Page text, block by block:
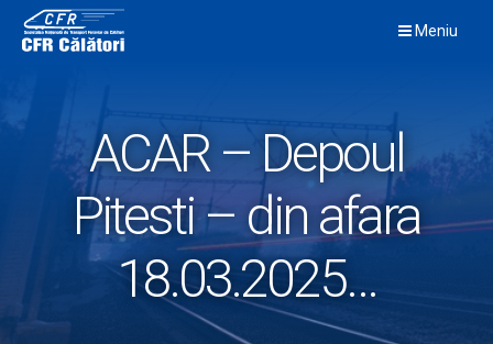
content
Meniu
ACAR – Depoul
Pitesti – din afara
18.03.2025…